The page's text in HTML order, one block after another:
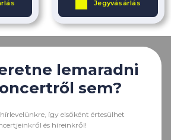
Jegyvásárlás
lemaradni
sem?
így elsőként értesülhet
és híreinkről!